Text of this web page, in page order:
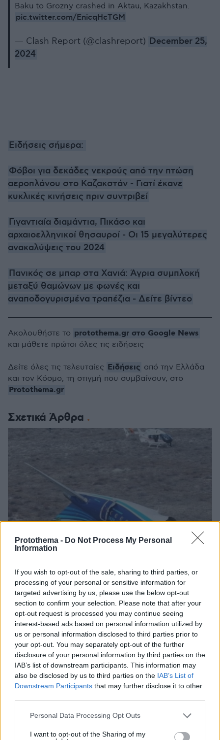
Protothema - Do Not Process My Personal
Information
If you wish to opt-out of the sale, sharing to third parties, or
processing of your personal or sensitive information for
targeted advertising by us, please use the below opt-out
section to confirm your selection. Please note that after your
opt-out request is processed you may continue seeing
interest-based ads based on personal information utilized by
us or personal information disclosed to third parties prior to
your opt-out. You may separately opt-out of the further
disclosure of your personal information by third parties on the
IAB’s list of downstream participants. This information may
also be disclosed by us to third parties on the IAB’s List of
Downstream Participants that may further disclose it to other
Please note that this website/app uses one or more Google
not limited to your visit or usage behaviour. You may click to
Personal Data Processing Opt Outs
I want to opt-out of the Sharing of my
Baku to Grozny crashed in Aktau, Kazakhstan.
pic.twitter.com/EnicqHcTGM
— Clash Report (@clashreport) December 25,
2024
Ειδήσεις σήμερα:
Φόβοι για δεκάδες νεκρούς από την πτώση
αεροπλάνου στο Καζακστάν - Γιατί έκανε
κυκλικές κινήσεις πριν συντριβεί
Γιγαντιαία διαμάντια, Πικάσο και
αρχαιοελληνικοί θησαυροί - Οι 15 μεγαλύτερες
ανακαλύψεις του 2024
Πανικός σε μπαρ στα Χανιά: Άγρια συμπλοκή
μεταξύ θαμώνων με φωνές και
αναποδογυρισμένα τραπέζια - Δείτε βίντεο
Σχετικά Άρθρα
Στους 38 οι νεκροί από το αεροπορικό δυστύχημα στο
Καζακστάν - Είναι νωρίς να μιλήσουμε για αίτια, λέει ο
Αζέρος πρόεδρος
25.12.2024, 18:44
Ακολουθήστε το protothema.gr στο Google News
και μάθετε πρώτοι όλες τις ειδήσεις
Δείτε όλες τις τελευταίες Ειδήσεις από την Ελλάδα
και τον Κόσμο, τη στιγμή που συμβαίνουν, στο
Protothema.gr